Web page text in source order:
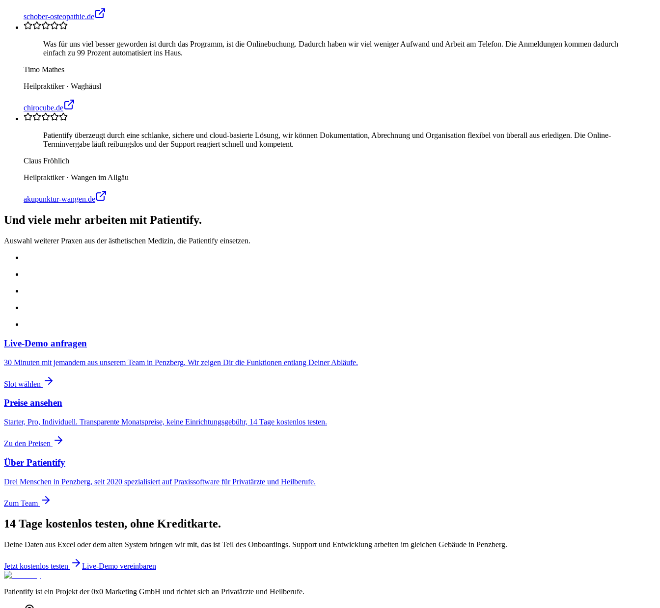
schober-osteopathie.de
Was für uns viel besser geworden ist durch das Programm, ist die Onlinebuchung. Dadurch haben wir viel weniger Aufwand und Arbeit am Telefon. Die Anmeldungen kommen dadurch
einfach zu 99 Prozent automatisiert ins Haus.
Timo Mathes
Heilpraktiker· Waghäusl
chirocube.de
Patientify überzeugt durch eine schlanke, sichere und cloud-basierte Lösung, wir können Dokumentation, Abrechnung und Organisation flexibel von überall aus erledigen. Die Online-
Terminvergabe läuft reibungslos und der Support reagiert schnell und kompetent.
Claus Fröhlich
Heilpraktiker· Wangen im Allgäu
akupunktur-wangen.de
Und viele mehr arbeiten mit Patientify.
Auswahl weiterer Praxen aus der ästhetischen Medizin, die Patientify einsetzen.
Live-Demo anfragen
30 Minuten mit jemandem aus unserem Team in Penzberg. Wir zeigen Dir die Funktionen entlang Deiner Abläufe.
Slot wählen
Preise ansehen
Starter, Pro, Individuell. Transparente Monatspreise, keine Einrichtungsgebühr, 14 Tage kostenlos testen.
Zu den Preisen
Über Patientify
Drei Menschen in Penzberg, seit 2020 spezialisiert auf Praxissoftware für Privatärzte und Heilberufe.
Zum Team
14 Tage kostenlos testen, ohne Kreditkarte.
Deine Daten aus Excel oder dem alten System bringen wir mit, das ist Teil des Onboardings. Support und Entwicklung arbeiten im gleichen Gebäude in Penzberg.
Jetzt kostenlos testen Live-Demo vereinbaren
Patientify ist ein Projekt der0x0 Marketing GmbH und richtet sich an Privatärzte und Heilberufe.